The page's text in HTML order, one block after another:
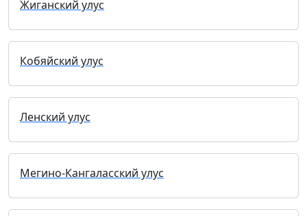
Жиганский улус
Кобяйский улус
Ленский улус
Мегино-Кангаласский улус